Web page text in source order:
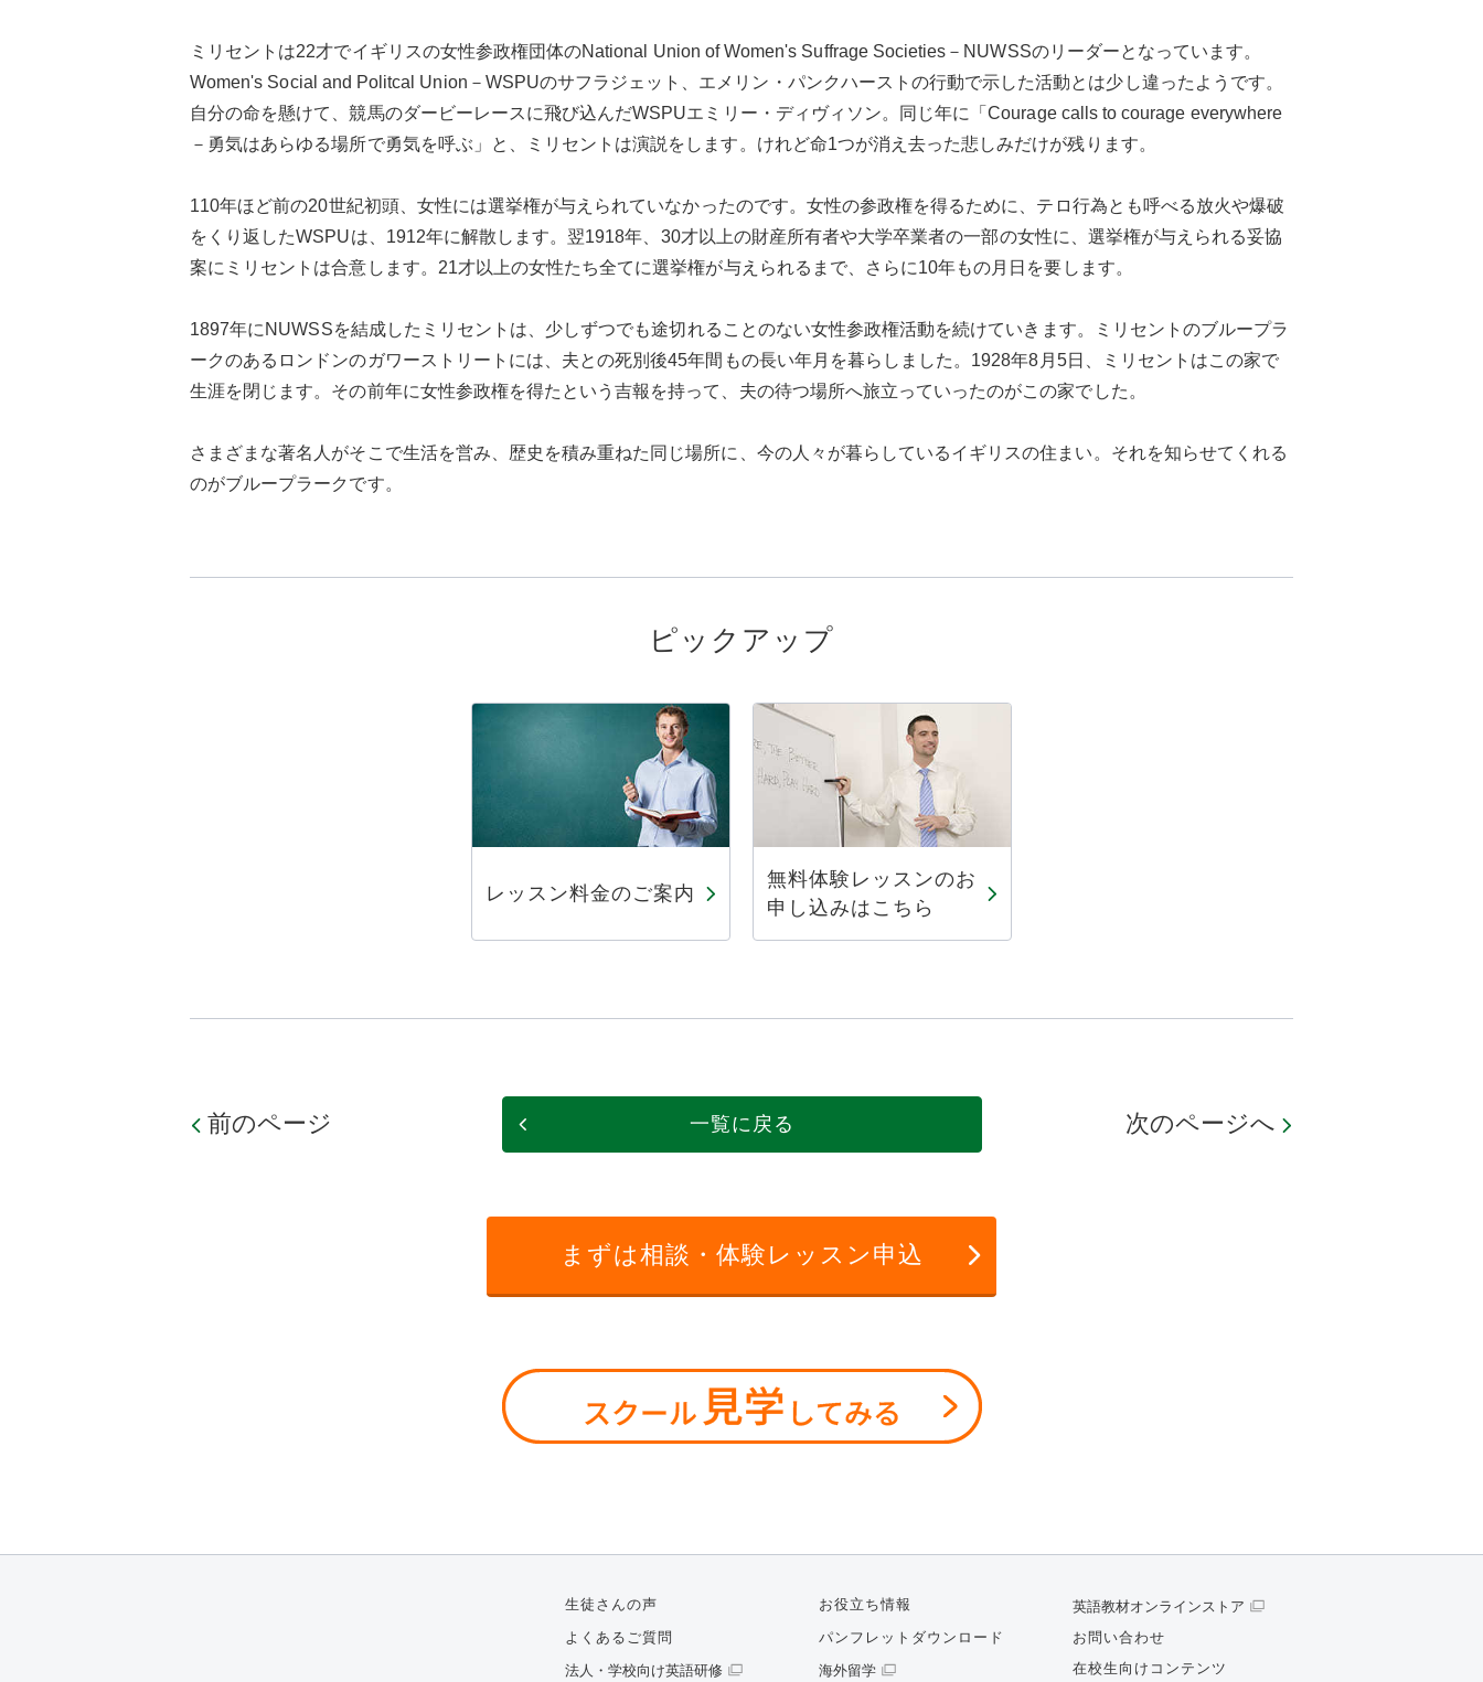
ミリセントは22才でイギリスの女性参政権団体のNational Union of Women's Suffrage Societies－NUWSSのリーダーとなっています。
Women's Social and Politcal Union－WSPUのサフラジェット、エメリン・パンクハーストの行動で示した活動とは少し違ったようです。
自分の命を懸けて、競馬のダービーレースに飛び込んだWSPUエミリー・ディヴィソン。同じ年に「Courage calls to courage everywhere
－勇気はあらゆる場所で勇気を呼ぶ」と、ミリセントは演説をします。けれど命1つが消え去った悲しみだけが残ります。
110年ほど前の20世紀初頭、女性には選挙権が与えられていなかったのです。女性の参政権を得るために、テロ行為とも呼べる放火や爆破
をくり返したWSPUは、1912年に解散します。翌1918年、30才以上の財産所有者や大学卒業者の一部の女性に、選挙権が与えられる妥協
案にミリセントは合意します。21才以上の女性たち全てに選挙権が与えられるまで、さらに10年もの月日を要します。
1897年にNUWSSを結成したミリセントは、少しずつでも途切れることのない女性参政権活動を続けていきます。ミリセントのブループラ
ークのあるロンドンのガワーストリートには、夫との死別後45年間もの長い年月を暮らしました。1928年8月5日、ミリセントはこの家で
生涯を閉じます。その前年に女性参政権を得たという吉報を持って、夫の待つ場所へ旅立っていったのがこの家でした。
さまざまな著名人がそこで生活を営み、歴史を積み重ねた同じ場所に、今の人々が暮らしているイギリスの住まい。それを知らせてくれる
のがブループラークです。
ピックアップ
レッスン料金のご案内
無料体験レッスンのお
申し込みはこちら
前のページ 次のページへ
一覧に戻る
まずは相談・体験レッスン申込
生徒さんの声 お役立ち情報
英語教材オンラインストア
よくあるご質問
パンフレットダウンロード
お問い合わせ
法人・学校向け英語研修
海外留学 在校生向けコンテンツ